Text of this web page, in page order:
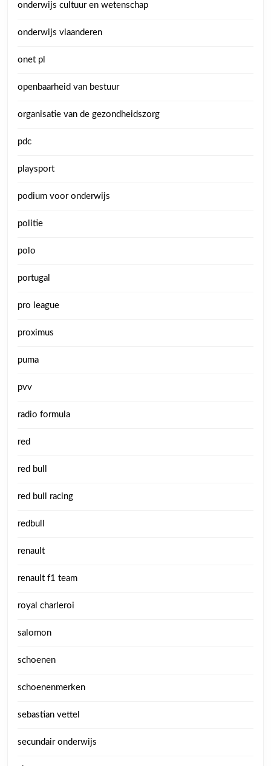
onderwijs cultuur en wetenschap
onderwijs vlaanderen
onet pl
openbaarheid van bestuur
organisatie van de gezondheidszorg
pdc
playsport
podium voor onderwijs
politie
polo
portugal
pro league
proximus
puma
pvv
radio formula
red
red bull
red bull racing
redbull
renault
renault f1 team
royal charleroi
salomon
schoenen
schoenenmerken
sebastian vettel
secundair onderwijs